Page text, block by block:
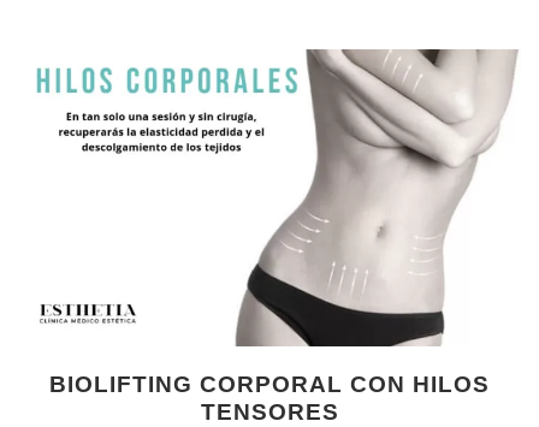
BIOLIFTING CORPORAL CON HILOS
TENSORES